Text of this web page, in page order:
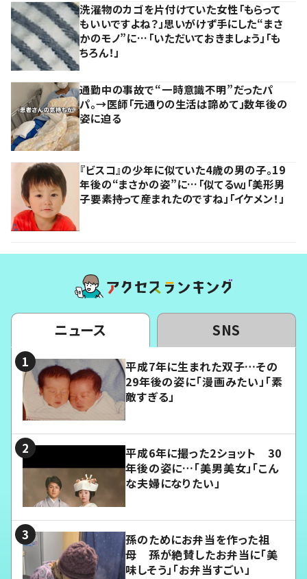
洗濯物のカゴを片付けていた女性「もらって
もいいですよね？」思いがけず手にした“まさ
かのモノ”に…「いただいておきましょう」「も
ちろん！」
通勤中の事故で“一時意識不明”だったパ
パ。→医師「元通りの生活は諦めて」数年後の
姿に迫る
『ビスコ』の少年に似ていた4歳の男の子。19
年後の“まさかの姿”に…「似てるｗ」「美形男
子要素持って産まれたのですね」「イケメン！」
ニュース SNS
平成7年に生まれた双子…その
29年後の姿に「漫画みたい」「素
敵すぎる」
平成6年に撮った2ショット 30
年後の姿に…「美男美女」「こん
な夫婦になりたい」
孫のためにお弁当を作った祖
母 孫が絶賛したお弁当に「美
味しそう」「お弁当すごい」